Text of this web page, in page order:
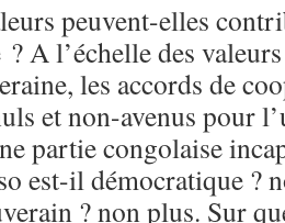
peuvent-elles
A l’échelle des
les accords de
et non-avenus pour
partie congolaise
est-il démocratique ?
? non plus. Sur